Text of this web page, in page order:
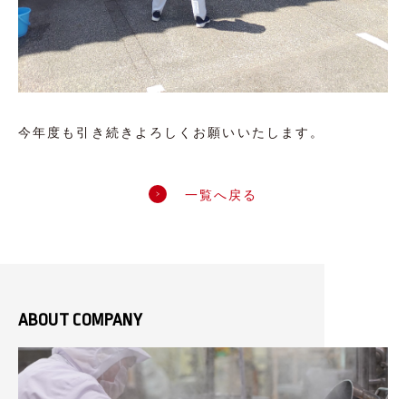
今年度も引き続きよろしくお願いいたします。
一覧へ戻る
ABOUT COMPANY